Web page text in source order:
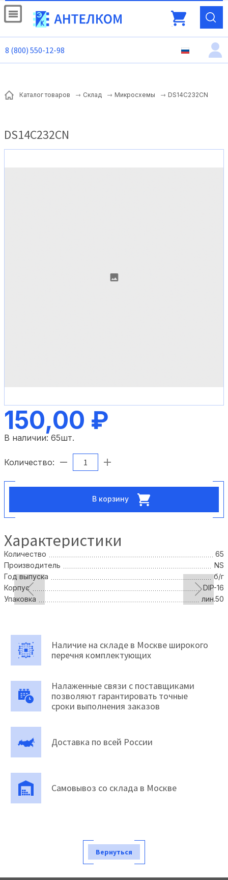
8 (800) 550-12-98
Каталог товаров Склад Микросхемы DS14C232CN
DS14C232CN
150,00 ₽
В наличии: 65шт.
Количество:
В корзину
Характеристики
Количество
65
Производитель
NS
Год выпуска
б/г
Корпус
DIP-16
Упаковка
лин.50
Наличие на складе в Москве широкого
перечня комплектующих
Налаженные связи с поставщиками
позволяют гарантировать точные
сроки выполнения заказов
Доставка по всей России
Самовывоз со склада в Москве
Вернуться